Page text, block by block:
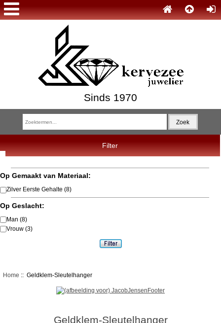
Sinds 1970
Filter
Op Gemaakt van Materiaal:
Zilver Eerste Gehalte (8)
Op Geslacht:
Man (8)
Vrouw (3)
Home :: Geldklem-Sleutelhanger
Geldklem-Sleutelhanger